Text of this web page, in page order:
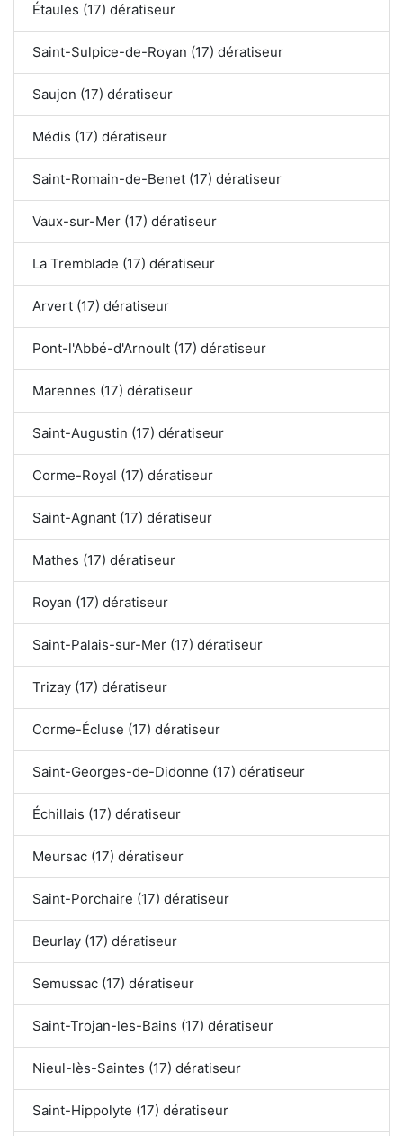
Étaules (17) dératiseur
Saint-Sulpice-de-Royan (17) dératiseur
Saujon (17) dératiseur
Médis (17) dératiseur
Saint-Romain-de-Benet (17) dératiseur
Vaux-sur-Mer (17) dératiseur
La Tremblade (17) dératiseur
Arvert (17) dératiseur
Pont-l'Abbé-d'Arnoult (17) dératiseur
Marennes (17) dératiseur
Saint-Augustin (17) dératiseur
Corme-Royal (17) dératiseur
Saint-Agnant (17) dératiseur
Mathes (17) dératiseur
Royan (17) dératiseur
Saint-Palais-sur-Mer (17) dératiseur
Trizay (17) dératiseur
Corme-Écluse (17) dératiseur
Saint-Georges-de-Didonne (17) dératiseur
Échillais (17) dératiseur
Meursac (17) dératiseur
Saint-Porchaire (17) dératiseur
Beurlay (17) dératiseur
Semussac (17) dératiseur
Saint-Trojan-les-Bains (17) dératiseur
Nieul-lès-Saintes (17) dératiseur
Saint-Hippolyte (17) dératiseur